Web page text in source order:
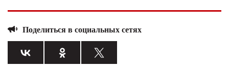
Поделиться в социальных сетях